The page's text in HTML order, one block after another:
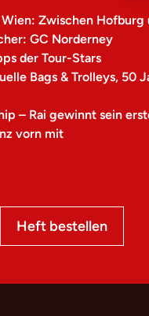
Wien: Zwischen Hofburg
GC Norderney
der Tour-Stars
Bags & Trolleys, 50
– Rai gewinnt sein
vorn mit
Heft bestellen